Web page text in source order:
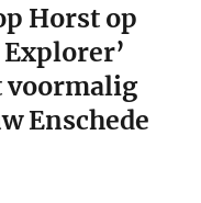
Horst op
voormalig
Enschede